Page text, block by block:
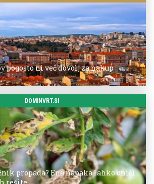
pogosto ni več dovolj za nakup
DOMINVRT.SI
propada? Ena napaka lahko uniči